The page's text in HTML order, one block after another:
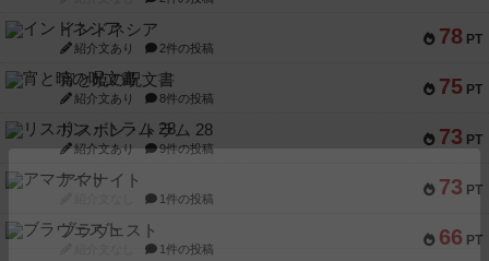
78 PT
インドネシア
紹介文あり 2件の投稿
75 PT
宵と暁の呪文書
紹介文あり 8件の投稿
73 PT
リスボン・トラム 28
紹介文あり 9件の投稿
73 PT
アマナイト
1件の投稿
66 PT
ブラヴェスト
1件の投稿